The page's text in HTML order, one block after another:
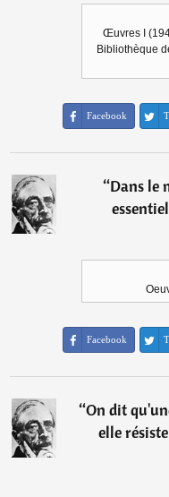
Œuvres I
Bibliothèque
Facebook
“Dans le
Facebook
“On dit
elle